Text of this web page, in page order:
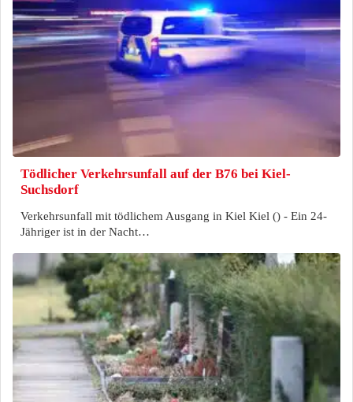
Tödlicher Verkehrsunfall auf der B76 bei Kiel-
Suchsdorf
Verkehrsunfall mit tödlichem Ausgang in Kiel Kiel () - Ein 24-
Jähriger ist in der Nacht…